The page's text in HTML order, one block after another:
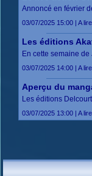
Annoncé en février
03/07/2025 15:00 | A
Les éditions
En cette semaine
03/07/2025 14:00 | A
Aperçu du
Les éditions
03/07/2025 13:00 | A